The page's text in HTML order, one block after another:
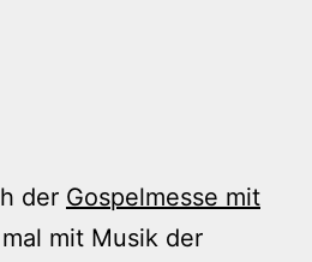
der Gospelmesse mit
mit Musik der